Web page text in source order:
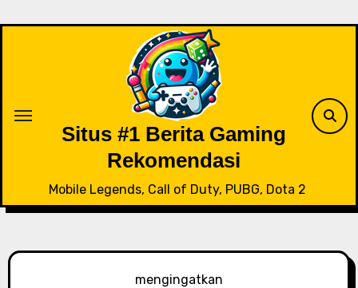
Situs #1 Berita Gaming
Rekomendasi
Mobile Legends, Call of Duty, PUBG, Dota 2
mengingatkan